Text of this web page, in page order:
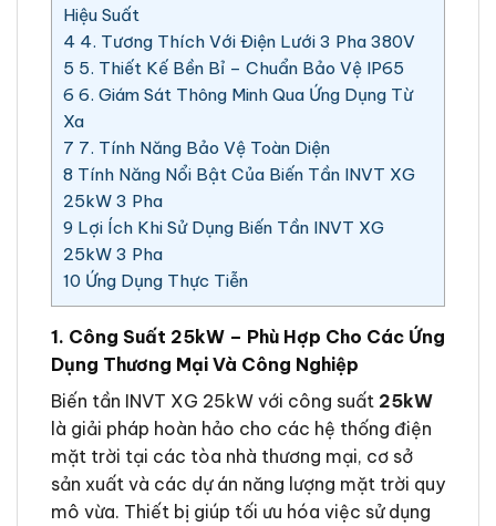
Hiệu Suất
4 4. Tương Thích Với Điện Lưới 3 Pha 380V
5 5. Thiết Kế Bền Bỉ – Chuẩn Bảo Vệ IP65
6 6. Giám Sát Thông Minh Qua Ứng Dụng Từ
Xa
7 7. Tính Năng Bảo Vệ Toàn Diện
8 Tính Năng Nổi Bật Của Biến Tần INVT XG
25kW 3 Pha
9 Lợi Ích Khi Sử Dụng Biến Tần INVT XG
25kW 3 Pha
10 Ứng Dụng Thực Tiễn
1. Công Suất 25kW – Phù Hợp Cho Các Ứng
Dụng Thương Mại Và Công Nghiệp
Biến tần INVT XG 25kW với công suất 25kW
là giải pháp hoàn hảo cho các hệ thống điện
mặt trời tại các tòa nhà thương mại, cơ sở
sản xuất và các dự án năng lượng mặt trời quy
mô vừa. Thiết bị giúp tối ưu hóa việc sử dụng